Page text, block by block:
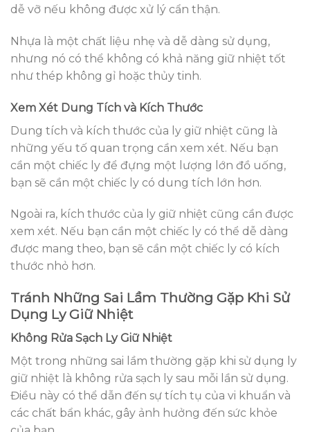
dễ vỡ nếu không được xử lý cẩn thận.
Nhựa là một chất liệu nhẹ và dễ dàng sử dụng,
nhưng nó có thể không có khả năng giữ nhiệt tốt
như thép không gỉ hoặc thủy tinh.
Xem Xét Dung Tích và Kích Thước
Dung tích và kích thước của ly giữ nhiệt cũng là
những yếu tố quan trọng cần xem xét. Nếu bạn
cần một chiếc ly để đựng một lượng lớn đồ uống,
bạn sẽ cần một chiếc ly có dung tích lớn hơn.
Ngoài ra, kích thước của ly giữ nhiệt cũng cần được
xem xét. Nếu bạn cần một chiếc ly có thể dễ dàng
được mang theo, bạn sẽ cần một chiếc ly có kích
thước nhỏ hơn.
Tránh Những Sai Lầm Thường Gặp Khi Sử
Dụng Ly Giữ Nhiệt
Không Rửa Sạch Ly Giữ Nhiệt
Một trong những sai lầm thường gặp khi sử dụng ly
giữ nhiệt là không rửa sạch ly sau mỗi lần sử dụng.
Điều này có thể dẫn đến sự tích tụ của vi khuẩn và
các chất bẩn khác, gây ảnh hưởng đến sức khỏe